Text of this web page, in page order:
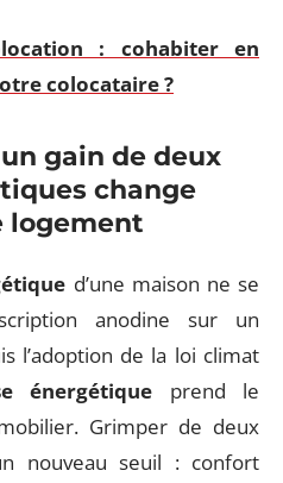
: cohabiter en
colocataire ?
gain de deux
change
logement
d’une maison ne se
anodine sur un
l’adoption de la loi climat
énergétique prend le
Grimper de deux
nouveau seuil : confort